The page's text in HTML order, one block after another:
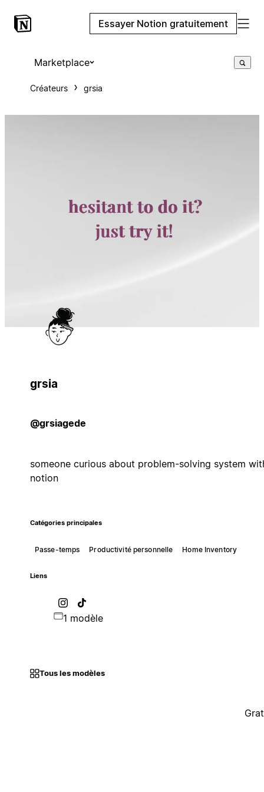
Essayer Notion gratuitement
Marketplace
Créateurs grsia
grsia
@grsiagede
someone curious about problem-solving system
notion
Catégories principales
Passe-temps Productivité personnelle Home Inventory
Liens
1 modèle
Tous les modèles